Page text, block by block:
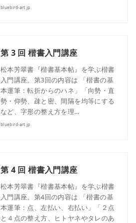
bluebird-art.jp
第 3 回 楷書入門講座
松本芳翠書『楷書基本帖』を学ぶ楷書
入門講座。第3回の内容は 「楷書の基
本運筆：転折からのハネ」「向勢・直
勢・仰勢、疎と密、間隔を均等にする
など、字形の整え方を理…
bluebird-art.jp
第 4 回 楷書入門講座
松本芳翠書『楷書基本帖』を学ぶ楷書
入門講座。第4回の内容は 「楷書の基
本運筆：点、左払い、右払い」「２点
と４点の整え方、ヒトヤネやタレのあ